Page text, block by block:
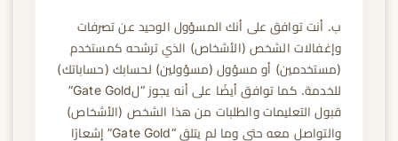
ب. أنت توافق على أنك المسؤول الوحيد عن تصرفات
وإغفالات الشخص (الأشخاص) الذي ترشحه كمستخدم
(مستخدمين) أو مسؤول (مسؤولين) لحسابك (حساباتك)
للخدمة. كما توافق أيضًا على أنه يجوز “لGate Gold”
قبول التعليمات والطلبات من هذا الشخص (الأشخاص)
والتواصل معه حتى وما لم يتلق “Gate Gold” إشعارًا